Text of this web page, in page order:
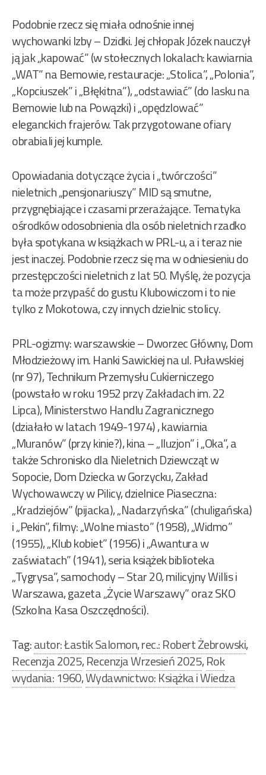
Podobnie rzecz się miała odnośnie innej
wychowanki Izby – Dzidki. Jej chłopak Józek nauczył
ją jak „kapować” (w stołecznych lokalach: kawiarnia
„WAT” na Bemowie, restauracje: „Stolica”, „Polonia”,
„Kopciuszek” i „Błękitna”), „odstawiać” (do lasku na
Bemowie lub na Powązki) i „opędzlować”
eleganckich frajerów. Tak przygotowane ofiary
obrabiali jej kumple.
Opowiadania dotyczące życia i „twórczości”
nieletnich „pensjonariuszy” MID są smutne,
przygnębiające i czasami przerażające. Tematyka
ośrodków odosobnienia dla osób nieletnich rzadko
była spotykana w książkach w PRL-u, a i teraz nie
jest inaczej. Podobnie rzecz się ma w odniesieniu do
przestępczości nieletnich z lat 50. Myślę, że pozycja
ta może przypaść do gustu Klubowiczom i to nie
tylko z Mokotowa, czy innych dzielnic stolicy.
PRL-ogizmy: warszawskie – Dworzec Główny, Dom
Młodzieżowy im. Hanki Sawickiej na ul. Puławskiej
(nr 97), Technikum Przemysłu Cukierniczego
(powstało w roku 1952 przy Zakładach im. 22
Lipca), Ministerstwo Handlu Zagranicznego
(działało w latach 1949-1974) , kawiarnia
„Muranów” (przy kinie?), kina – „Iluzjon” i „Oka”, a
także Schronisko dla Nieletnich Dziewcząt w
Sopocie, Dom Dziecka w Gorzycku, Zakład
Wychowawczy w Pilicy, dzielnice Piaseczna:
„Kradziejów” (pijacka), „Nadarzyńska” (chuligańska)
i „Pekin”, filmy: „Wolne miasto” (1958), „Widmo”
(1955), „Klub kobiet” (1956) i „Awantura w
zaświatach” (1941), seria książek biblioteka
„Tygrysa”, samochody – Star 20, milicyjny Willis i
Warszawa, gazeta „Życie Warszawy” oraz SKO
(Szkolna Kasa Oszczędności).
Tag:autor: Łastik Salomon,rec.: Robert Żebrowski,
Recenzja 2025,Recenzja Wrzesień 2025,Rok
wydania: 1960,Wydawnictwo: Książka i Wiedza